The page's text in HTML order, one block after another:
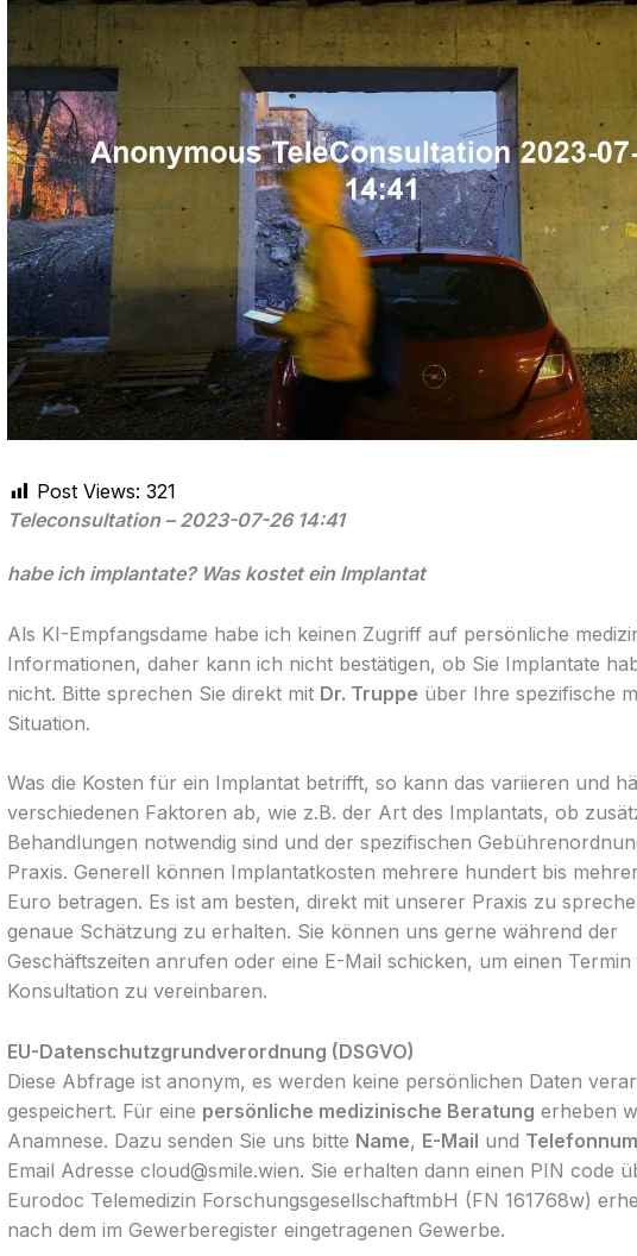
Post Views: 321
Teleconsultation – 2023-07-26 14:41
habe ich implantate? Was kostet ein Implantat
Als KI-Empfangsdame habe ich keinen Zugriff auf persönliche
Informationen, daher kann ich nicht bestätigen, ob Sie Implantate
nicht. Bitte sprechen Sie direkt mit Dr. Truppe über Ihre spezifische
Situation.
Was die Kosten für ein Implantat betrifft, so kann das variieren und
verschiedenen Faktoren ab, wie z.B. der Art des Implantats, ob
Behandlungen notwendig sind und der spezifischen
Praxis. Generell können Implantatkosten mehrere hundert bis
Euro betragen. Es ist am besten, direkt mit unserer Praxis zu
genaue Schätzung zu erhalten. Sie können uns gerne während der
Geschäftszeiten anrufen oder eine E-Mail schicken, um einen
Konsultation zu vereinbaren.
EU-Datenschutzgrundverordnung (DSGVO)
Diese Abfrage ist anonym, es werden keine persönlichen Daten
gespeichert. Für eine persönliche medizinische Beratung erheben
Anamnese. Dazu senden Sie uns bitte Name, E-Mail und
Email Adresse cloud@smile.wien. Sie erhalten dann einen PIN code
Eurodoc Telemedizin ForschungsgesellschaftmbH (FN 161768w)
nach dem im Gewerberegister eingetragenen Gewerbe.